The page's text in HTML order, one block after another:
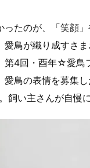
たのが、「笑顔
愛鳥が織り成すさ
第4回・酉年☆愛鳥
愛鳥の表情を募集
飼い主さんが自慢